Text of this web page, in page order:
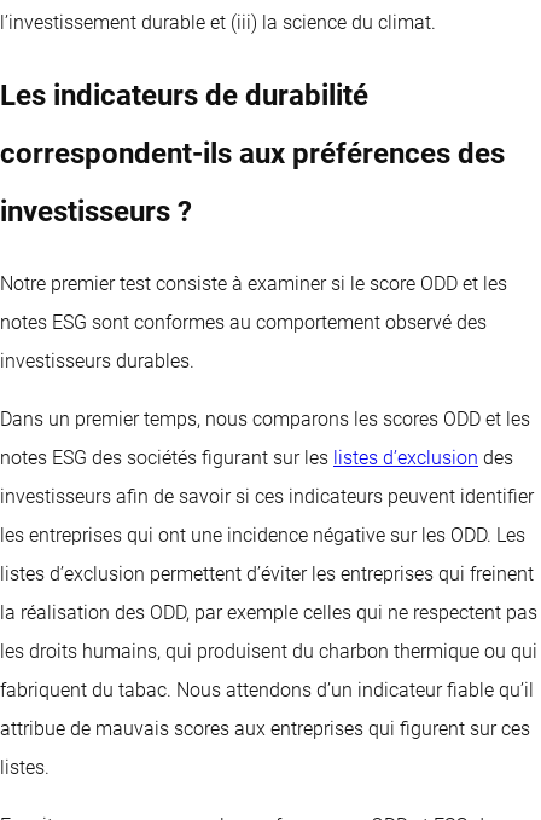
l’investissement durable et (iii) la science du climat.
Les indicateurs de durabilité
correspondent-ils aux préférences des
investisseurs ?
Notre premier test consiste à examiner si le score ODD et les
notes ESG sont conformes au comportement observé des
investisseurs durables.
Dans un premier temps, nous comparons les scores ODD et les
notes ESG des sociétés figurant sur les listes d’exclusion des
investisseurs afin de savoir si ces indicateurs peuvent identifier
les entreprises qui ont une incidence négative sur les ODD. Les
listes d’exclusion permettent d’éviter les entreprises qui freinent
la réalisation des ODD, par exemple celles qui ne respectent pas
les droits humains, qui produisent du charbon thermique ou qui
fabriquent du tabac. Nous attendons d’un indicateur fiable qu’il
attribue de mauvais scores aux entreprises qui figurent sur ces
listes.